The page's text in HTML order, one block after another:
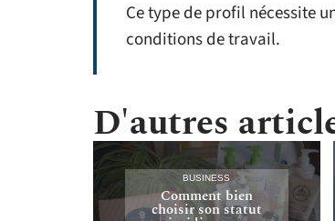
Ce type de profil nécessite
conditions de travail.
D'autres
BUSINESS
Comment bien
choisir son statut